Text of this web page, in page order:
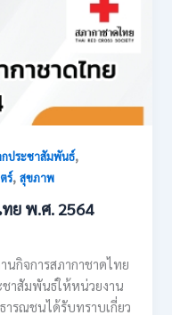
ประชาสัมพันธ์,
ร์,สุขภาพ
ย พ.ศ. 2564
นกิจการสภากาชาดไทย
าสัมพันธ์ให้หน่วยงาน
ารณชนได้รับทราบเกี่ยว